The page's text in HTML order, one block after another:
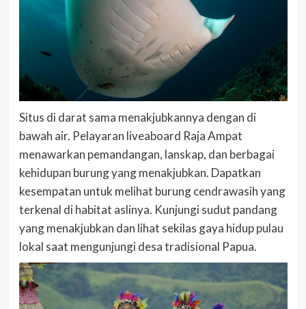
Situs di darat sama menakjubkannya dengan di
bawah air. Pelayaran liveaboard Raja Ampat
menawarkan pemandangan, lanskap, dan berbagai
kehidupan burung yang menakjubkan. Dapatkan
kesempatan untuk melihat burung cendrawasih yang
terkenal di habitat aslinya. Kunjungi sudut pandang
yang menakjubkan dan lihat sekilas gaya hidup pulau
lokal saat mengunjungi desa tradisional Papua.